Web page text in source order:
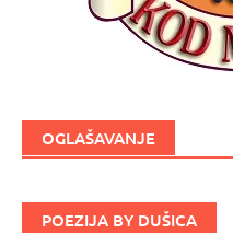
OGLAŠAVANJE
POEZIJA BY DUŠICA